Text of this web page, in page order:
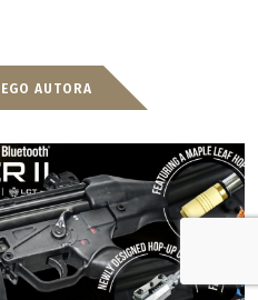
AUTORA